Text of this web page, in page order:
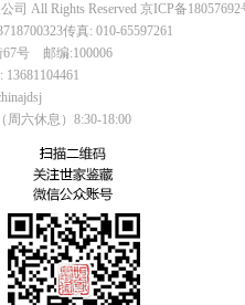
司 All Rights Reserved 京ICP备18057692
传真: 010-65597261
67号 邮编:100006
六休息）8:30-18:00